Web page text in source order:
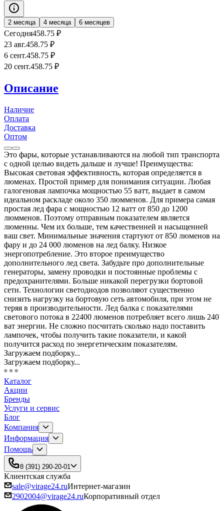
2 месяца 4 месяца 6 месяцев
Сегодня458.75 ₽
23 авг.458.75 ₽
6 сент.458.75 ₽
20 сент.458.75 ₽
Описание
Наличие
Оплата
Доставка
Оптом
Это фары, которые устанавливаются на любой тип транспорта
с одной целью видеть дальше и лучше! Преимущества:
Высокая световая эффективность, которая определяется в
люменах. Простой пример для понимания ситуации. Любая
галогеновая лампочка мощностью 55 ватт, выдает в самом
идеальном раскладе около 350 люмменов. Для примера самая
простая лед фара с мощностью 12 ватт от 850 до 1200
люмменов. Поэтому отправным показателем является
люменны. Чем их больше, тем качественней и насыщенней
ваш свет. Минимальные значения стартуют от 850 люменов на
фару и до 24 000 люменов на лед балку. Низкое
энергопотребление. Это второе преимущество
дополнительного лед света. Забудьте про дополнительные
генераторы, замену проводки и постоянные проблемы с
предохранителями. Больше никакой перегрузки бортовой
сети. Технологии светодиодов позволяют существенно
снизить нагрузку на бортовую сеть автомобиля, при этом не
теряя в производительности. Лед балка с показателями
светового потока в 22400 люменов потребляет всего лишь 240
ват энергии. Не сложно посчитать сколько надо поставить
лампочек, чтобы получить такие показатели, и какой
получится расход по энергетическим показателям.
Загружаем подборку...
Загружаем подборку...
Каталог
Акции
Бренды
Услуги и сервис
Блог
Компания
Информация
Помощь
8 (391) 290-20-01
Клиентская служба
sale@virage24.ruИнтернет-магазин
2902004@virage24.ruКорпоративный отдел